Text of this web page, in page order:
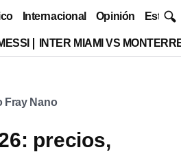
Internacional Opinión Estilo
INTER MIAMI VS
Fray Nano
precios,